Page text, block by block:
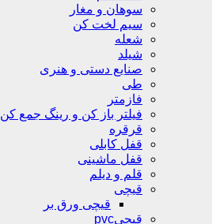
سوهان و مغار
سیم لخت کن
شعله
شیلد
صنایع دستی و هنری
طی
فازمتر
فیلتر باز کن و رینگ جمع کن
قرقره
قفل کابلی
قفل ماشینی
قلم و دیلم
قیچی
قیچی ورق بر
قیچیpvc